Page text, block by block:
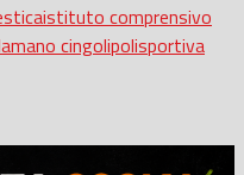
istituto comprensivo
cingolipolisportiva